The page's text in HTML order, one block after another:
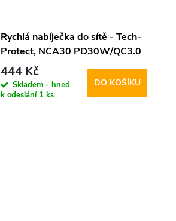
Rychlá nabíječka do sítě - Tech-
Protect, NCA30 PD30W/QC3.0
+ Lightning kabel
444 Kč
Skladem - hned
k odeslání 1 ks
DO KOŠÍKU